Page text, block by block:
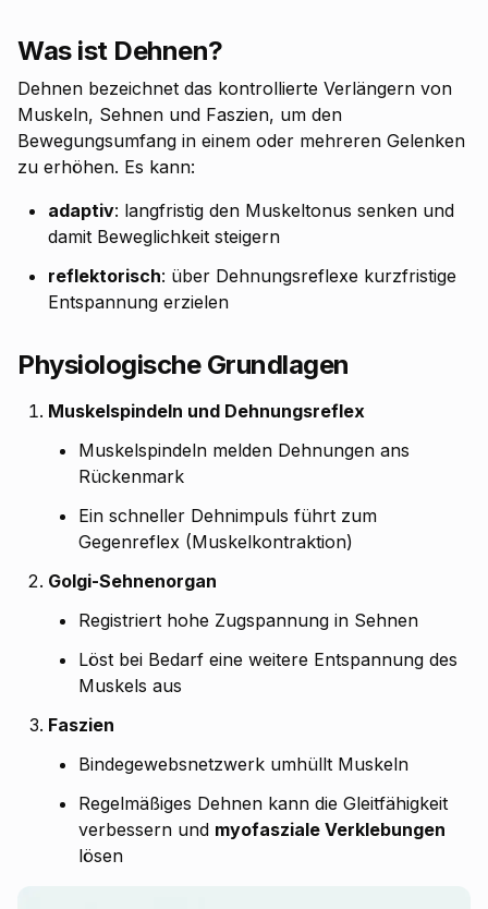
Was ist Dehnen?
Dehnen bezeichnet das kontrollierte Verlängern von
Muskeln, Sehnen und Faszien, um den
Bewegungsumfang in einem oder mehreren Gelenken
zu erhöhen. Es kann:
adaptiv: langfristig den Muskeltonus senken und
damit Beweglichkeit steigern
reflektorisch: über Dehnungsreflexe kurzfristige
Entspannung erzielen
Physiologische Grundlagen
Muskelspindeln und Dehnungsreflex
Muskelspindeln melden Dehnungen ans
Rückenmark
Ein schneller Dehnimpuls führt zum
Gegenreflex (Muskelkontraktion)
Golgi-Sehnenorgan
Registriert hohe Zugspannung in Sehnen
Löst bei Bedarf eine weitere Entspannung des
Muskels aus
Faszien
Bindegewebsnetzwerk umhüllt Muskeln
Regelmäßiges Dehnen kann die Gleitfähigkeit
verbessern und myofasziale Verklebungen
lösen